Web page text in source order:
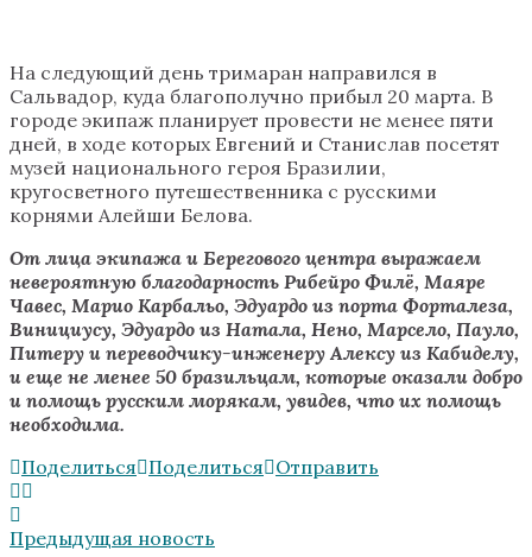
На следующий день тримаран направился в
Сальвадор, куда благополучно прибыл 20 марта. В
городе экипаж планирует провести не менее пяти
дней, в ходе которых Евгений и Станислав посетят
музей национального героя Бразилии,
кругосветного путешественника с русскими
корнями Алейши Белова.
От лица экипажа и Берегового центра выражаем
невероятную благодарность Рибейро Филё, Маяре
Чавес, Марио Карбальо, Эдуардо из порта Форталеза,
Винициусу, Эдуардо из Натала, Нено, Марсело, Пауло,
Питеру и переводчику-инженеру Алексу из Кабиделу,
и еще не менее 50 бразильцам, которые оказали добро
и помощь русским морякам, увидев, что их помощь
необходима.
Поделиться Поделиться Отправить
Предыдущая новость